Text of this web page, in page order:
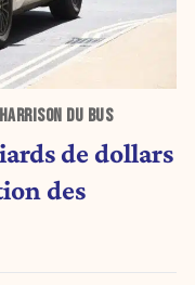
DU BUS
de dollars
des